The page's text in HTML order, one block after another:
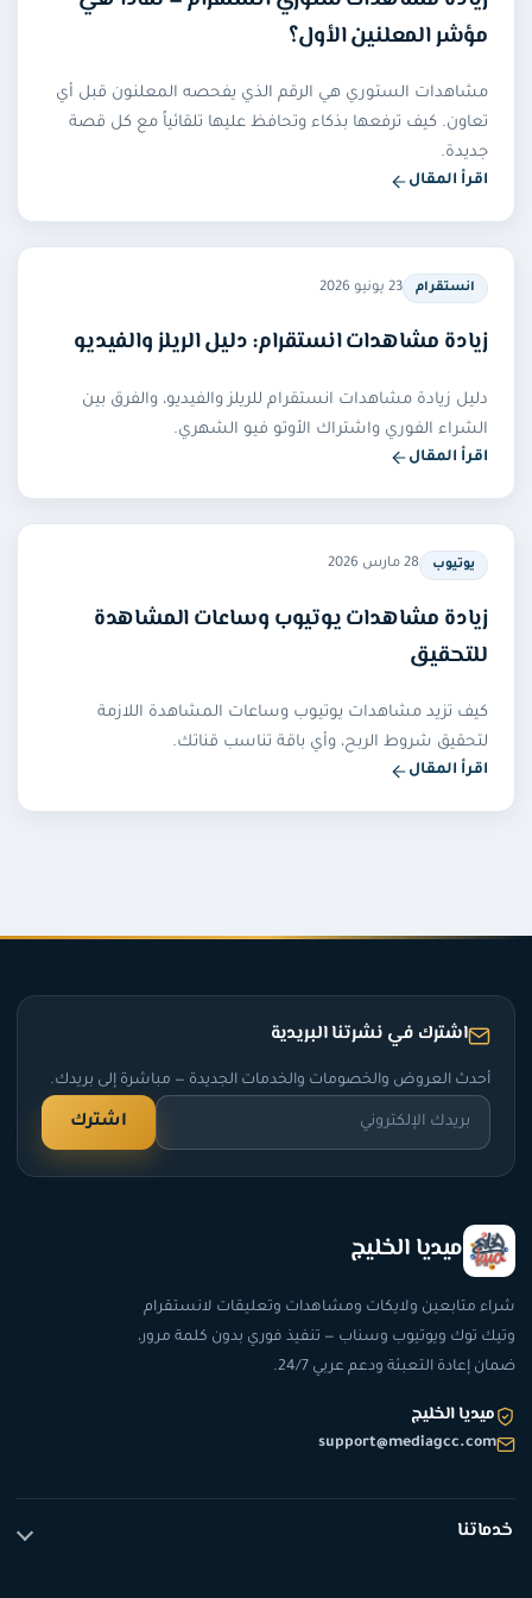
مؤشر المعلنين الأول؟
مشاهدات الستوري هي الرقم الذي يفحصه المعلنون قبل أي
تعاون. كيف ترفعها بذكاء وتحافظ عليها تلقائياً مع كل قصة
جديدة.
اقرأ المقال
انستقرام 23 يونيو 2026
زيادة مشاهدات انستقرام: دليل الريلز والفيديو
دليل زيادة مشاهدات انستقرام للريلز والفيديو، والفرق بين
الشراء الفوري واشتراك الأوتو فيو الشهري.
اقرأ المقال
يوتيوب 28 مارس 2026
زيادة مشاهدات يوتيوب وساعات المشاهدة
للتحقيق
كيف تزيد مشاهدات يوتيوب وساعات المشاهدة اللازمة
لتحقيق شروط الربح، وأي باقة تناسب قناتك.
اقرأ المقال
اشترك في نشرتنا البريدية
أحدث العروض والخصومات والخدمات الجديدة — مباشرة إلى بريدك.
اشترك
ميديا الخليج
شراء متابعين ولايكات ومشاهدات وتعليقات لانستقرام
وتيك توك ويوتيوب وسناب — تنفيذ فوري بدون كلمة مرور،
ضمان إعادة التعبئة ودعم عربي 24/7.
ميديا الخليج
support@mediagcc.com
خدماتنا